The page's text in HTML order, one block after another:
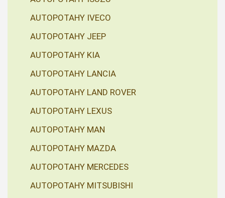
AUTOPOTAHY IVECO
AUTOPOTAHY JEEP
AUTOPOTAHY KIA
AUTOPOTAHY LANCIA
AUTOPOTAHY LAND ROVER
AUTOPOTAHY LEXUS
AUTOPOTAHY MAN
AUTOPOTAHY MAZDA
AUTOPOTAHY MERCEDES
AUTOPOTAHY MITSUBISHI